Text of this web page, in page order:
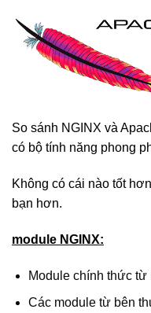
So sánh NGINX và
có bộ tính năng phong
Không có cái nào tốt
bạn hơn.
module NGINX:
Module chính thức từ
Các module từ bên